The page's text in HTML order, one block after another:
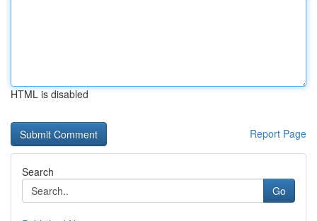
HTML is disabled
Report Page
Search
Go